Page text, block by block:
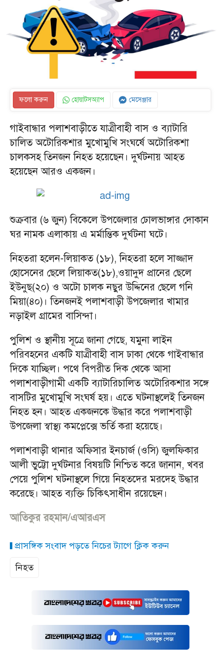
ফলো করুন হোয়াটসঅ্যাপ মেসেঞ্জার
গাইবান্ধার পলাশবাড়ীতে যাত্রীবাহী বাস ও ব্যাটারি
চালিত অটোরিকশার মুখোমুখি সংঘর্ষে অটোরিকশা
চালকসহ তিনজন নিহত হয়েছেন। দুর্ঘটনায় আহত
হয়েছেন আরও একজন।
শুক্রবার (৬ জুন) বিকেলে উপজেলার ঢোলভাঙ্গার দোকান
ঘর নামক এলাকায় এ মর্মান্তিক দুর্ঘটনা ঘটে।
নিহতরা হলেন-লিয়াকত (১৮), নিহতরা হলে সাজ্জাদ
হোসেনের ছেলে লিয়াকত(১৮),ওয়াদুদ প্রানের ছেলে
ইউনুছ(২০) ও অটো চালক নছুর উদ্দিনের ছেলে গনি
মিয়া(৪০)। তিনজনই পলাশবাড়ী উপজেলার খামার
নড়াইল গ্রামের বাসিন্দা।
পুলিশ ও স্থানীয় সূত্রে জানা গেছে, যমুনা লাইন
পরিবহনের একটি যাত্রীবাহী বাস ঢাকা থেকে গাইবান্ধার
দিকে যাচ্ছিল। পথে বিপরীত দিক থেকে আসা
পলাশবাড়ীগামী একটি ব্যাটারিচালিত অটোরিকশার সঙ্গে
বাসটির মুখোমুখি সংঘর্ষ হয়। এতে ঘটনাস্থলেই তিনজন
নিহত হন। আহত একজনকে উদ্ধার করে পলাশবাড়ী
উপজেলা স্বাস্থ্য কমপ্লেক্সে ভর্তি করা হয়েছে।
পলাশবাড়ী থানার অফিসার ইনচার্জ (ওসি) জুলফিকার
আলী ভুট্টো দুর্ঘটনার বিষয়টি নিশ্চিত করে জানান, খবর
পেয়ে পুলিশ ঘটনাস্থলে গিয়ে নিহতদের মরদেহ উদ্ধার
করেছে। আহত ব্যক্তি চিকিৎসাধীন রয়েছেন।
আতিকুর রহমান/এআরএস
প্রাসঙ্গিক সংবাদ পড়তে নিচের ট্যাগে ক্লিক করুন
নিহত